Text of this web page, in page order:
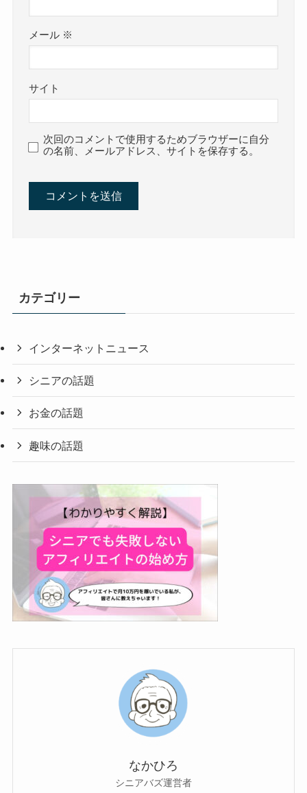
メール ※
サイト
次回のコメントで使用するためブラウザーに自分
の名前、メールアドレス、サイトを保存する。
カテゴリー
インターネットニュース
シニアの話題
お金の話題
趣味の話題
なかひろ
シニアバズ運営者